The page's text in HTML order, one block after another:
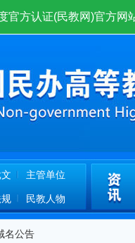
教网)www.cfhsis.com.cn！
主管单位
民教人物
名公告